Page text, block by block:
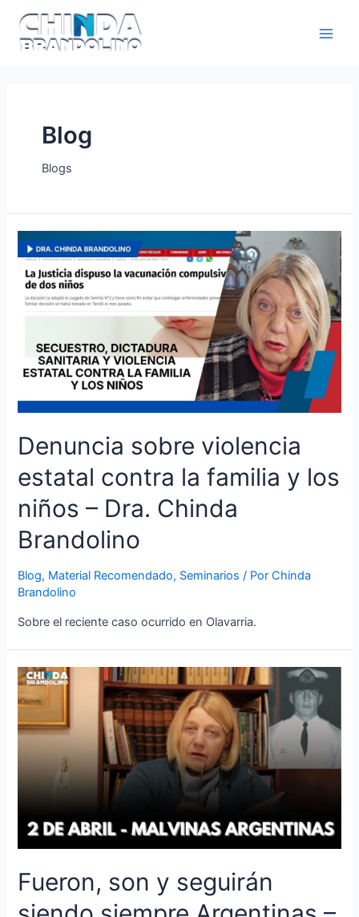
Blog
Blogs
Denuncia sobre violencia
estatal contra la familia y los
niños – Dra. Chinda
Brandolino
Blog, Material Recomendado, Seminarios / PorChinda
Brandolino
Sobre el reciente caso ocurrido en Olavarria.
Fueron, son y seguirán